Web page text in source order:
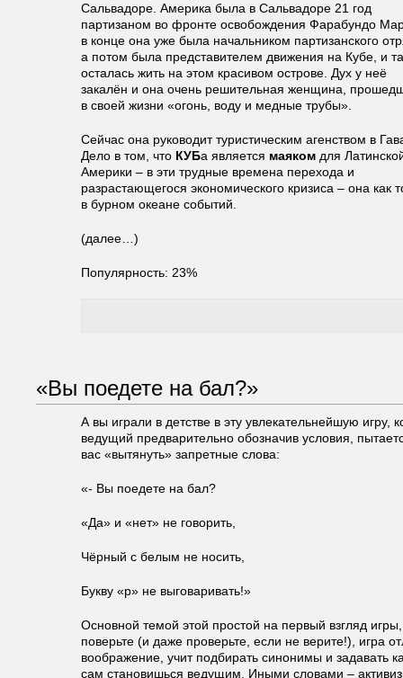
Сальвадоре. Америка была в Сальвадоре 21 год
партизаном во фронте освобождения Фарабундо
в конце она уже была начальником партизанского
а потом была представителем движения на Кубе, и
осталась жить на этом красивом острове. Дух у неё
закалён и она очень решительная женщина,
в своей жизни «огонь, воду и медные трубы».
Сейчас она руководит туристическим агенством в
Дело в том, что КУБа является маяком для
Америки – в эти трудные времена перехода и
разрастающегося экономического кризиса – она как
в бурном океане событий.
(далее…)
Популярность: 23%
«Вы поедете на бал?»
А вы играли в детстве в эту увлекательнейшую игру,
ведущий предварительно обозначив условия,
вас «вытянуть» запретные слова:
«- Вы поедете на бал?
«Да» и «нет» не говорить,
Чёрный с белым не носить,
Букву «р» не выговаривать!»
Основной темой этой простой на первый взгляд
поверьте (и даже проверьте, если не верите!), игра
воображение, учит подбирать синонимы и задавать
сам становишься ведущим. Иными словами –